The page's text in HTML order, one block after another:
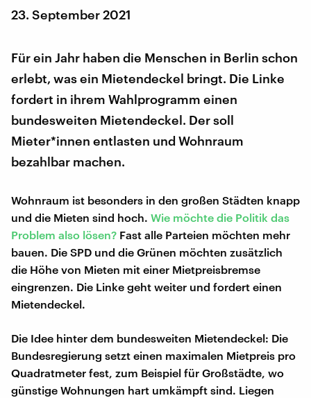
23. September 2021
Für ein Jahr haben die Menschen in Berlin schon
erlebt, was ein Mietendeckel bringt. Die Linke
fordert in ihrem Wahlprogramm einen
bundesweiten Mietendeckel. Der soll
Mieter*innen entlasten und Wohnraum
bezahlbar machen.
Wohnraum ist besonders in den großen Städten knapp
und die Mieten sind hoch. Wie möchte die Politik das
Problem also lösen? Fast alle Parteien möchten mehr
bauen. Die SPD und die Grünen möchten zusätzlich
die Höhe von Mieten mit einer Mietpreisbremse
eingrenzen. Die Linke geht weiter und fordert einen
Mietendeckel.
Die Idee hinter dem bundesweiten Mietendeckel: Die
Bundesregierung setzt einen maximalen Mietpreis pro
Quadratmeter fest, zum Beispiel für Großstädte, wo
günstige Wohnungen hart umkämpft sind. Liegen